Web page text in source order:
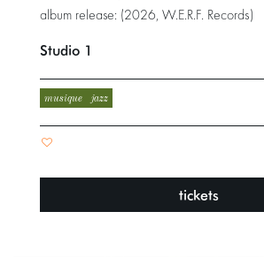
album release: (2026, W.E.R.F. Records)
Studio 1
musique jazz
tickets